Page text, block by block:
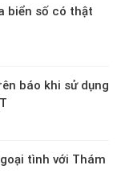
biển số có thật
báo khi sử dụng
tình với Thám